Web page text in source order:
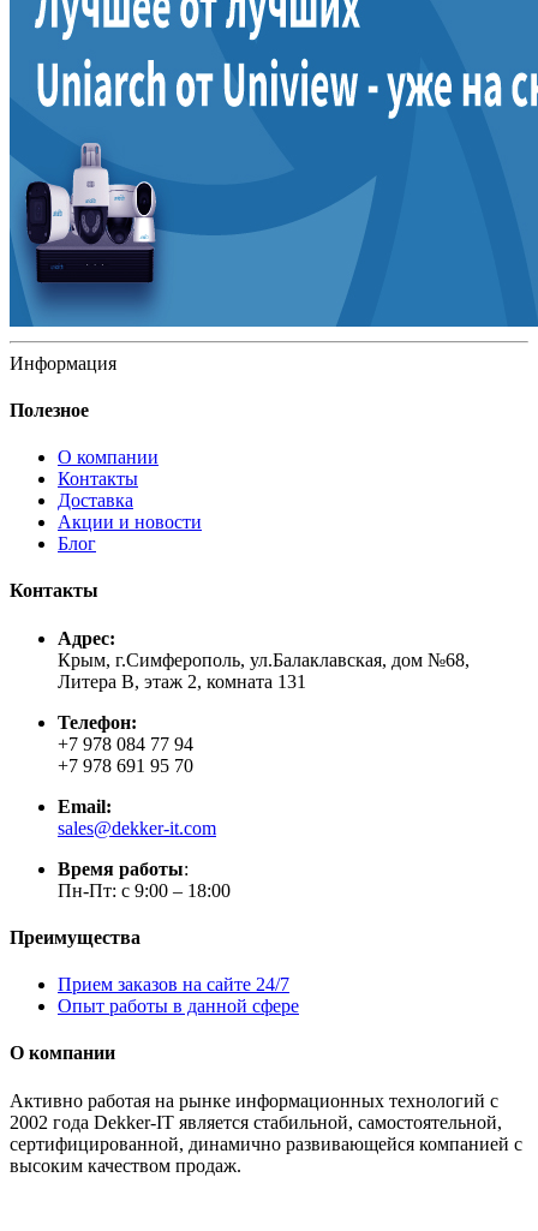
Информация
Полезное
О компании
Контакты
Доставка
Акции и новости
Блог
Контакты
Адрес:
Крым, г.Симферополь, ул.Балаклавская, дом №68,
Литера В, этаж 2, комната 131
Телефон:
+7 978 084 77 94
+7 978 691 95 70
Email:
sales@dekker-it.com
Время работы:
Пн-Пт: с 9:00 – 18:00
Преимущества
Прием заказов на сайте 24/7
Опыт работы в данной сфере
О компании
Активно работая на рынке информационных технологий с
2002 года Dekker-IT является стабильной, самостоятельной,
сертифицированной, динамично развивающейся компанией с
высоким качеством продаж.